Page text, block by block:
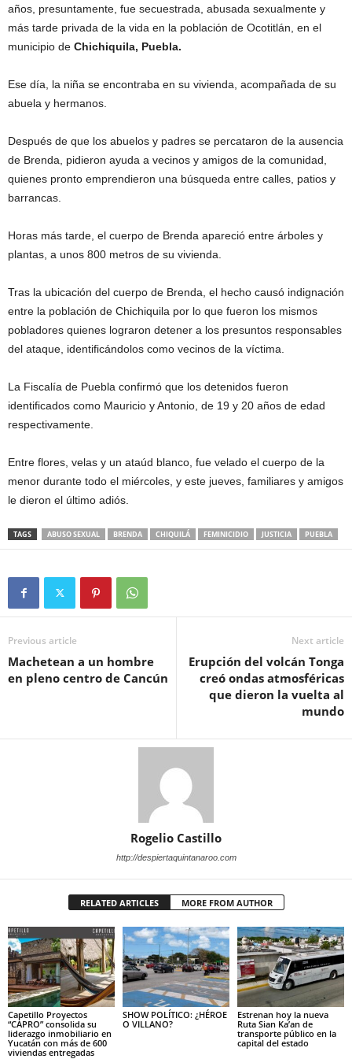
años, presuntamente, fue secuestrada, abusada sexualmente y
más tarde privada de la vida en la población de Ocotitlán, en el
municipio de Chichiquila, Puebla.
Ese día, la niña se encontraba en su vivienda, acompañada de su
abuela y hermanos.
Después de que los abuelos y padres se percataron de la ausencia
de Brenda, pidieron ayuda a vecinos y amigos de la comunidad,
quienes pronto emprendieron una búsqueda entre calles, patios y
barrancas.
Horas más tarde, el cuerpo de Brenda apareció entre árboles y
plantas, a unos 800 metros de su vivienda.
Tras la ubicación del cuerpo de Brenda, el hecho causó indignación
entre la población de Chichiquila por lo que fueron los mismos
pobladores quienes lograron detener a los presuntos responsables
del ataque, identificándolos como vecinos de la víctima.
La Fiscalía de Puebla confirmó que los detenidos fueron
identificados como Mauricio y Antonio, de 19 y 20 años de edad
respectivamente.
Entre flores, velas y un ataúd blanco, fue velado el cuerpo de la
menor durante todo el miércoles, y este jueves, familiares y amigos
le dieron el último adiós.
TAGS ABUSO SEXUAL BRENDA CHIQUILÁ FEMINICIDIO JUSTICIA PUEBLA
Previous article
Machetean a un hombre
en pleno centro de Cancún
Next article
Erupción del volcán Tonga
creó ondas atmosféricas
que dieron la vuelta al
mundo
Rogelio Castillo
http://despiertaquintanaroo.com
RELATED ARTICLES MORE FROM AUTHOR
Capetillo Proyectos
“CAPRO” consolida su
liderazgo inmobiliario en
Yucatán con más de 600
viviendas entregadas
SHOW POLÍTICO: ¿HÉROE
O VILLANO?
Estrenan hoy la nueva
Ruta Sian Ka’an de
transporte público en la
capital del estado